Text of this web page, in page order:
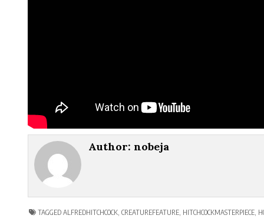
Author: nobeja
TAGGED ALFREDHITCHCOCK, CREATUREFEATURE, HITCHCOCKMASTERPIECE,